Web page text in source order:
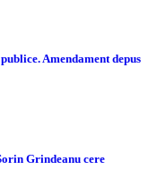
Amendament depus
Grindeanu cere